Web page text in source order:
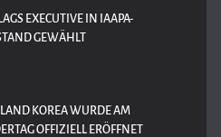
EXECUTIVE IN IAAPA-
GEWÄHLT
KOREA WURDE AM
OFFIZIELL ERÖFFNET